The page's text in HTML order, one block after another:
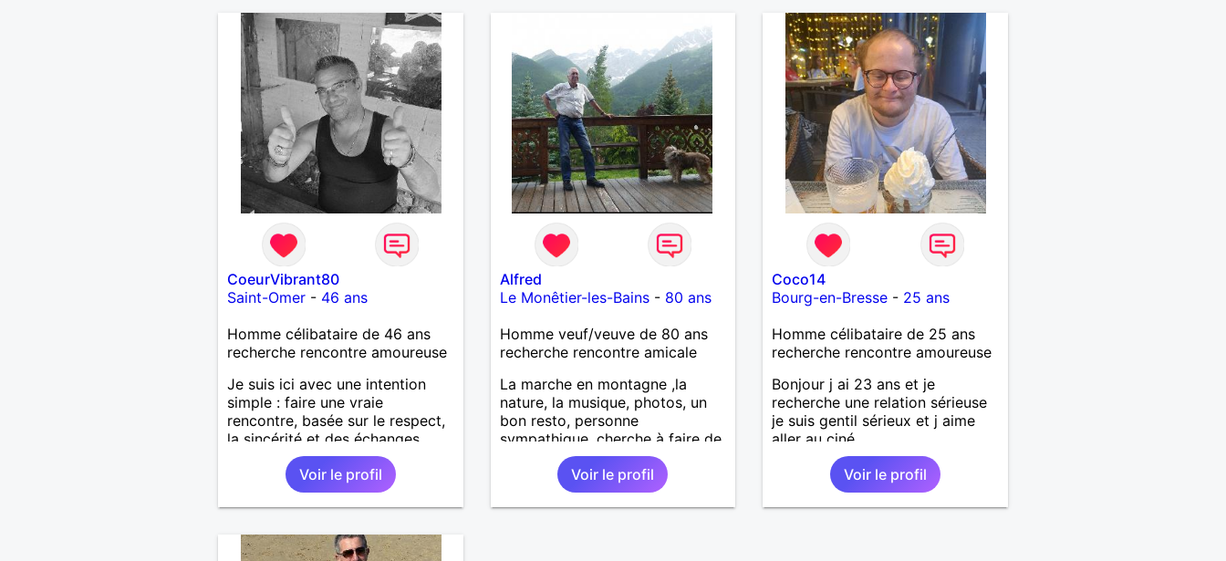
CoeurVibrant80
Saint-Omer- 46 ans
Homme célibataire de 46 ans
recherche rencontre amoureuse
Je suis ici avec une intention
simple : faire une vraie
rencontre, basée sur le respect,
la sincérité et des échanges
authentiques. Je ne cherche ni à
combler un vide, ni à jouer avec
les sentiments de qui que ce
soit. J'aimerais simplement
personne avec qui partager des
Voir le profil
Alfred
Le Monêtier-les-Bains- 80 ans
Homme veuf/veuve de 80 ans
recherche rencontre amicale
La marche en montagne ,la
nature, la musique, photos, un
bon resto, personne
sympathique, cherche à faire de
nouvelles connaissances .
Voir le profil
Coco14
Bourg-en-Bresse - 25 ans
Homme célibataire de 25 ans
recherche rencontre amoureuse
Bonjour j ai 23 ans et je
recherche une relation sérieuse
je suis gentil sérieux et j aime
aller au ciné....
Voir le profil